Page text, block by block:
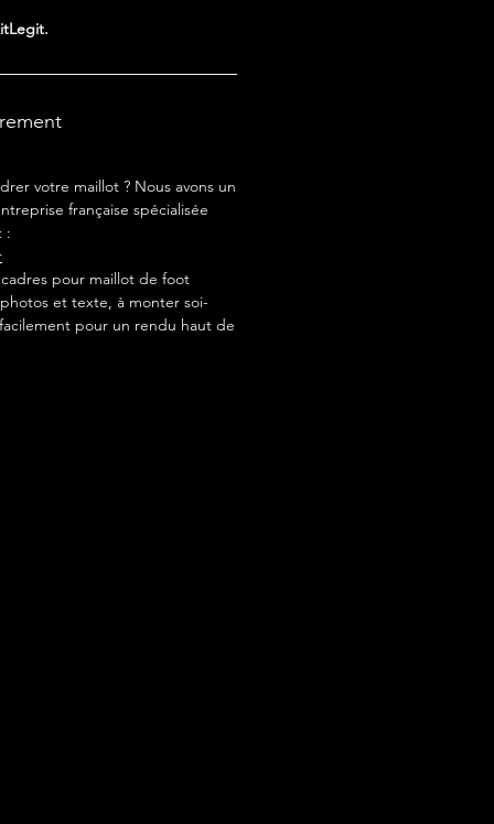
votre maillot ? Nous avons un
française spécialisée
:
pour maillot de foot
et texte, à monter soi-
pour un rendu haut de